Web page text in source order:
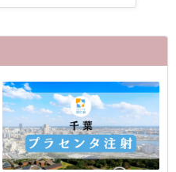
ニック5選｜500円の口コミ